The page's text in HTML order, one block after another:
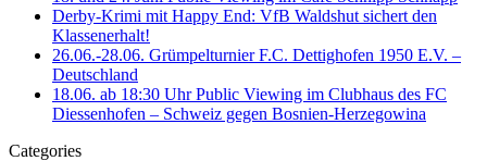
Derby-Krimi mit Happy End: VfB Waldshut sichert den
Klassenerhalt!
26.06.-28.06. Grümpelturnier F.C. Dettighofen 1950 E.V. –
Deutschland
18.06. ab 18:30 Uhr Public Viewing im Clubhaus des FC
Diessenhofen – Schweiz gegen Bosnien-Herzegowina
Categories